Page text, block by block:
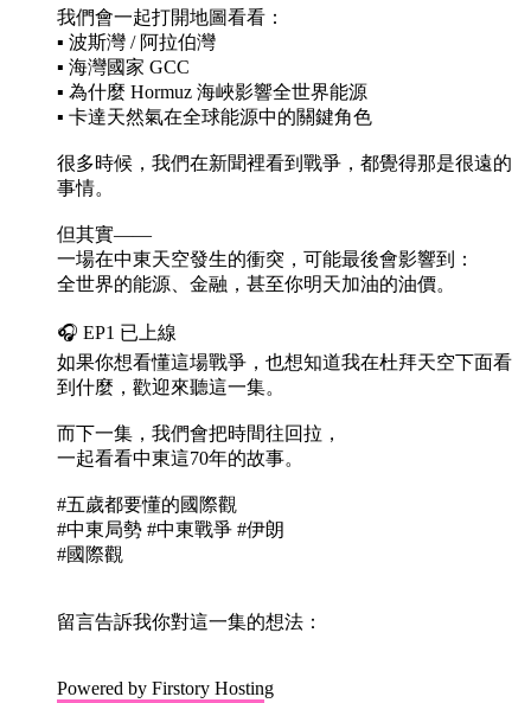
我們會一起打開地圖看看：
▪️ 波斯灣 / 阿拉伯灣
▪️ 海灣國家 GCC
▪️ 為什麼 Hormuz 海峽影響全世界能源
▪️ 卡達天然氣在全球能源中的關鍵角色
很多時候，我們在新聞裡看到戰爭，都覺得那是很遠的
事情。
但其實——
一場在中東天空發生的衝突，可能最後會影響到：
全世界的能源、金融，甚至你明天加油的油價。
🎧 EP1 已上線
如果你想看懂這場戰爭，也想知道我在杜拜天空下面看
到什麼，歡迎來聽這一集。
而下一集，我們會把時間往回拉，
一起看看中東這70年的故事。
#五歲都要懂的國際觀
#中東局勢 #中東戰爭 #伊朗
#國際觀
留言告訴我你對這一集的想法：
Powered by Firstory Hosting